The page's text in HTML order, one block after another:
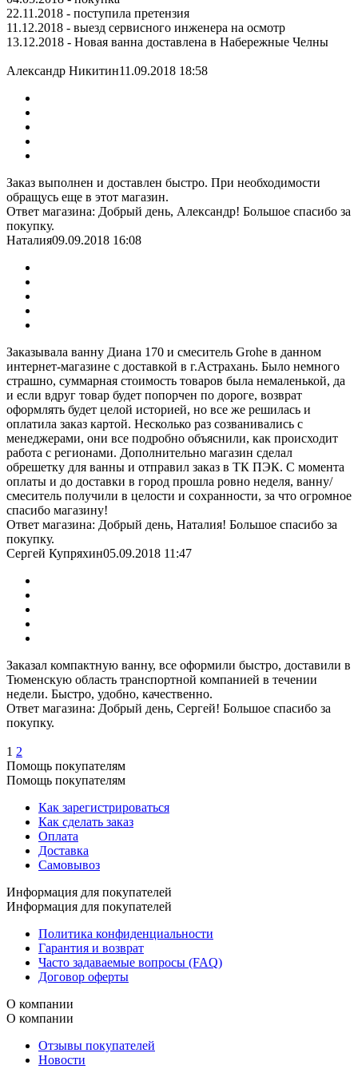
22.11.2018 - поступила претензия
11.12.2018 - выезд сервисного инженера на осмотр
13.12.2018 - Новая ванна доставлена в Набережные Челны
Александр Никитин11.09.2018 18:58
Заказ выполнен и доставлен быстро. При необходимости
обращусь еще в этот магазин.
Ответ магазина: Добрый день, Александр! Большое спасибо за
покупку.
Наталия09.09.2018 16:08
Заказывала ванну Диана 170 и смеситель Grohe в данном
интернет-магазине с доставкой в г.Астрахань. Было немного
страшно, суммарная стоимость товаров была немаленькой, да
и если вдруг товар будет попорчен по дороге, возврат
оформлять будет целой историей, но все же решилась и
оплатила заказ картой. Несколько раз созванивались с
менеджерами, они все подробно объяснили, как происходит
работа с регионами. Дополнительно магазин сделал
обрешетку для ванны и отправил заказ в ТК ПЭК. С момента
оплаты и до доставки в город прошла ровно неделя, ванну/
смеситель получили в целости и сохранности, за что огромное
спасибо магазину!
Ответ магазина: Добрый день, Наталия! Большое спасибо за
покупку.
Сергей Купряхин05.09.2018 11:47
Заказал компактную ванну, все оформили быстро, доставили в
Тюменскую область транспортной компанией в течении
недели. Быстро, удобно, качественно.
Ответ магазина: Добрый день, Сергей! Большое спасибо за
покупку.
1 2
Помощь покупателям
Помощь покупателям
Как зарегистрироваться
Как сделать заказ
Оплата
Доставка
Самовывоз
Информация для покупателей
Информация для покупателей
Политика конфиденциальности
Гарантия и возврат
Часто задаваемые вопросы (FAQ)
Договор оферты
О компании
О компании
Отзывы покупателей
Новости